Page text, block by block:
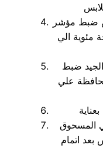
ضبط مؤشر
متوسط درجة من 65 درجة مئوية الي
ضبط
للمحافظة علي
المسحوق
اتمام